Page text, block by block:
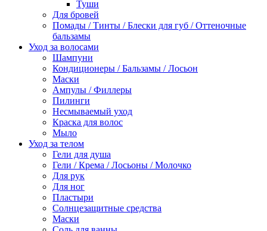
Туши
Для бровей
Помады / Тинты / Блески для губ / Оттеночные
бальзамы
Уход за волосами
Шампуни
Кондиционеры / Бальзамы / Лосьон
Маски
Ампулы / Филлеры
Пилинги
Несмываемый уход
Краска для волос
Мыло
Уход за телом
Гели для душа
Гели / Крема / Лосьоны / Молочко
Для рук
Для ног
Пластыри
Солнцезащитные средства
Маски